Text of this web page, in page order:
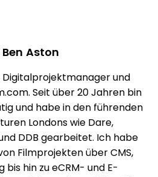
Ben Aston
Digitalprojektmanager und
Seit über 20 Jahren bin
und habe in den führenden
Londons wie Dare,
DDB gearbeitet. Ich habe
Filmprojekten über CMS,
bis hin zu eCRM- und E-